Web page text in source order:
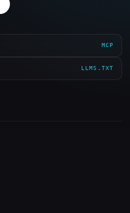
MCP
LLMS.TXT